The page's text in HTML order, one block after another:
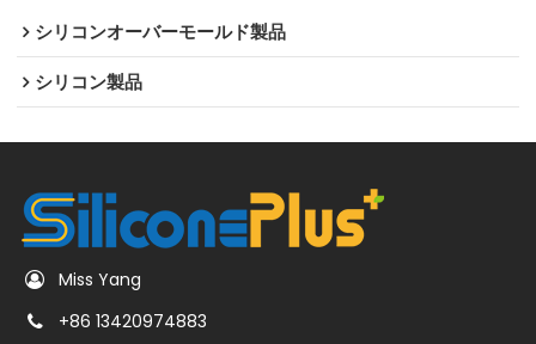
シリコンオーバーモールド製品
シリコン製品
Miss Yang
+86 13420974883